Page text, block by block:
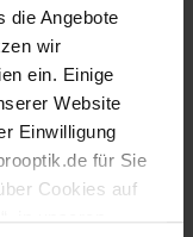
die Angebote
wir
ein. Einige
Website
Einwilligung
für Sie
Cookies auf
in unseren (§ 36